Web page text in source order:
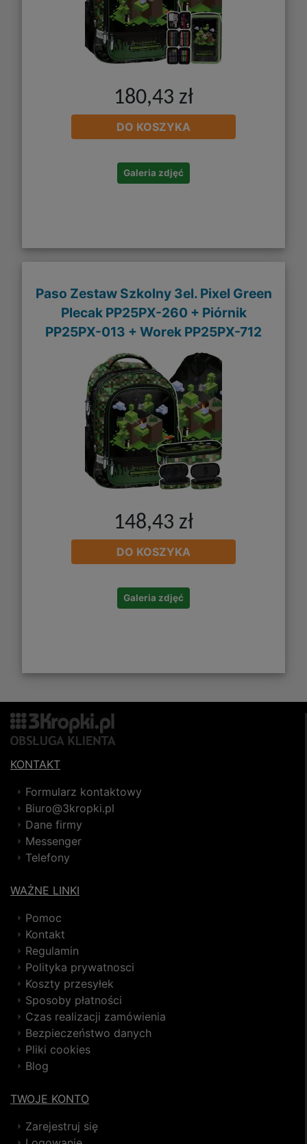
180,43 zł
DO KOSZYKA
Galeria zdjęć
Paso Zestaw Szkolny 3el. Pixel Green
Plecak PP25PX-260 + Piórnik
PP25PX-013 + Worek PP25PX-712
148,43 zł
DO KOSZYKA
Galeria zdjęć
KONTAKT
Formularz kontaktowy
Biuro@3kropki.pl
Dane firmy
Messenger
Telefony
WAŻNE LINKI
Pomoc
Kontakt
Regulamin
Polityka prywatnosci
Koszty przesyłek
Sposoby płatności
Czas realizacji zamówienia
Bezpieczeństwo danych
Pliki cookies
Blog
TWOJE KONTO
Zarejestruj się